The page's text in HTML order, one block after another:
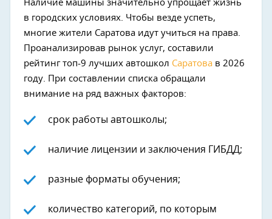
Наличие машины значительно упрощает жизнь
в городских условиях. Чтобы везде успеть,
многие жители Саратова идут учиться на права.
Проанализировав рынок услуг, составили
рейтинг топ-9 лучших автошкол Саратова в 2026
году. При составлении списка обращали
внимание на ряд важных факторов:
срок работы автошколы;
наличие лицензии и заключения ГИБДД;
разные форматы обучения;
количество категорий, по которым